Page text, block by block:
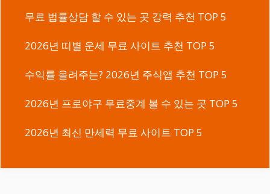
무료 법률상담 할 수 있는 곳 강력 추천 TOP 5
2026년 띠별 운세 무료 사이트 추천 TOP 5
수익률 올려주는? 2026년 주식앱 추천 TOP 5
2026년 프로야구 무료중계 볼 수 있는 곳 TOP 5
2026년 최신 만세력 무료 사이트 TOP 5